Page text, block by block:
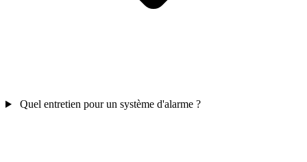
Quel entretien pour un système d'alarme ?